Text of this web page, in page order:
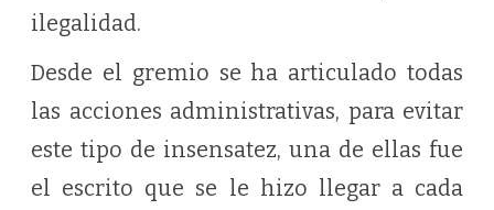
ilegalidad.
Desde el gremio se ha articulado todas
las acciones administrativas, para evitar
este tipo de insensatez, una de ellas fue
el escrito que se le hizo llegar a cada